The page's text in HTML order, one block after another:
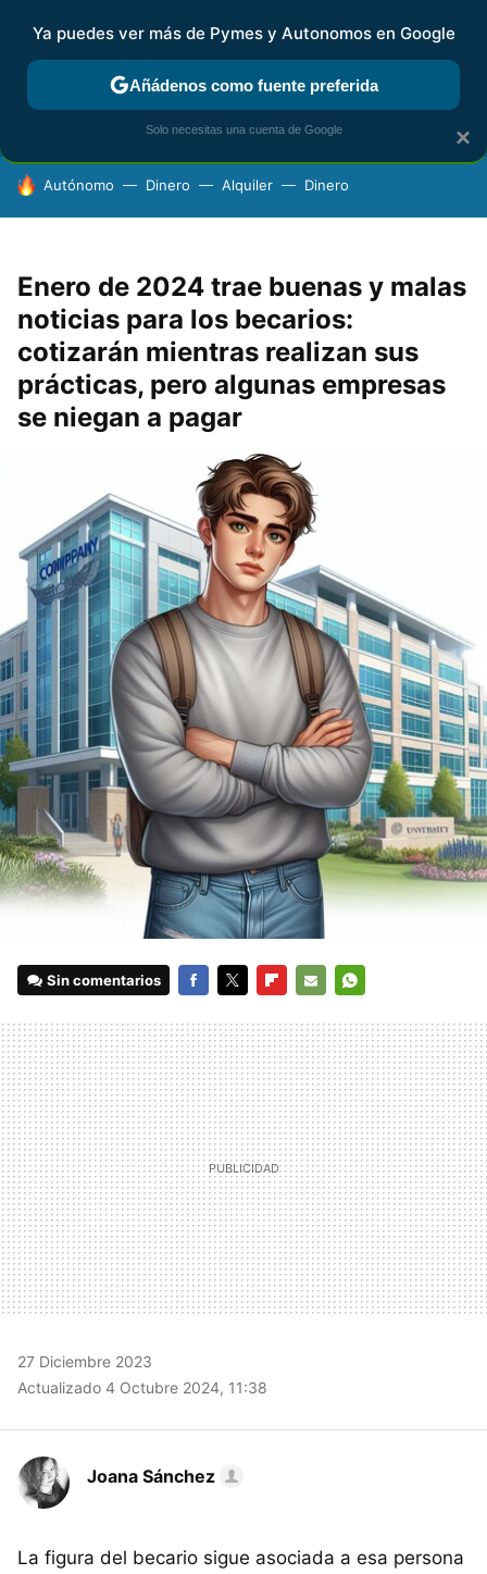
FISCALIDAD Y CONTABILIDAD KIT DIGITAL RENTA
HOY SE HABLA DE
Autónomo Dinero Alquiler Dinero
Enero de 2024 trae buenas y malas
noticias para los becarios:
cotizarán mientras realizan sus
prácticas, pero algunas empresas
se niegan a pagar
Sin comentarios
MAIL
27 Diciembre 2023
Actualizado 4 Octubre 2024, 11:38
Joana Sánchez
La figura del becario sigue asociada a esa persona
×
Ya puedes ver más de Pymes y Autonomos en Google
Añádenos como fuente preferida
Solo necesitas una cuenta de Google